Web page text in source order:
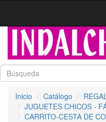
Inicio Catálogo
JUGUETES CHICOS -
CARRITO-CESTA DE